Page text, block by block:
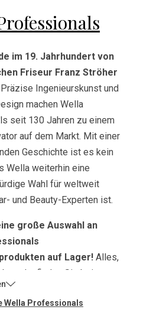
im 19. Jahrhundert von
Friseur Franz Ströher
Präzise Ingenieurskunst und
machen Wella
seit 130 Jahren zu einem
auf dem Markt. Mit einer
Geschichte ist es kein
Wella weiterhin eine
Wahl für weltweit
und Beauty-Experten ist.
große Auswahl an
auf Lager! Alles,
braucht, finden Sie bei
Von Wella Shampoos
bis hin zu Farbtonern –
Wella Professionals